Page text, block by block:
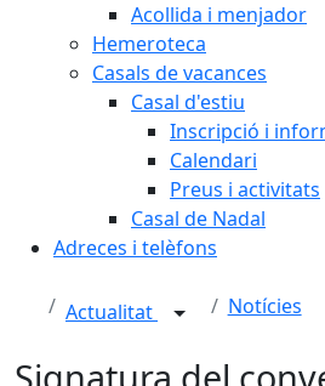
Acollida i menjador
Hemeroteca
Casals de vacances
Casal d'estiu
Inscripció i
Calendari
Preus i activitats
Casal de Nadal
Adreces i telèfons
Actualitat Notícies